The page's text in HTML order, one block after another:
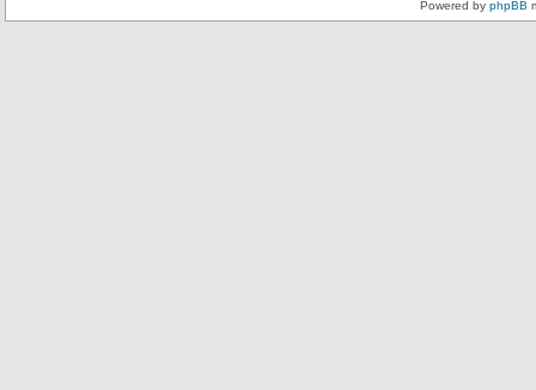
Powered by phpBB